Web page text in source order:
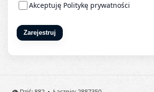
Akceptuję Politykę prywatności
Zarejestruj